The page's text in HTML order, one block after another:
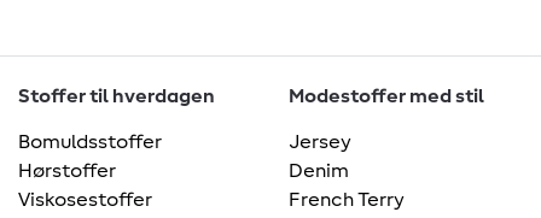
Stoffer til hverdagen
Bomuldsstoffer
Hørstoffer
Viskosestoffer
Modestoffer med stil
Jersey
Denim
French Terry